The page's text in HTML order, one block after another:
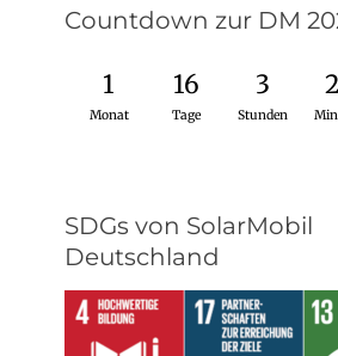
Countdown zur DM
1
Monat
16
Tage
3
Stunden
SDGs von SolarMobil
Deutschland